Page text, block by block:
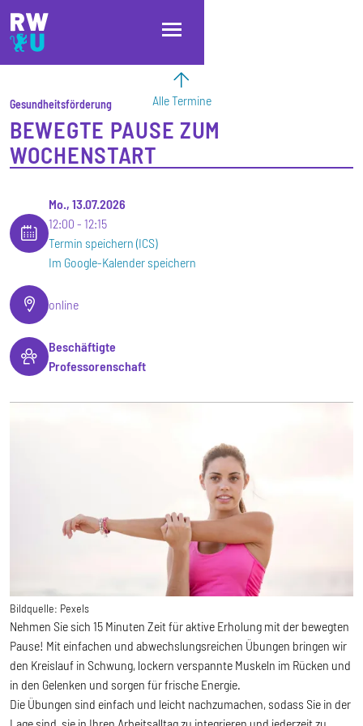
Direkt zum Inhalt
Direkt zur Hauptnavigation
Direkt zum Fußbereich
Alle Termine
Gesundheitsförderung
BEWEGTE PAUSE ZUM
WOCHENSTART
Mo., 13.07.2026
12:00
12:15
Termin speichern (ICS)
Im Google-Kalender speichern
online
Beschäftigte
Professorenschaft
Bildquelle: Pexels
Nehmen Sie sich 15 Minuten Zeit für aktive Erholung mit der bewegten
Pause! Mit einfachen und abwechslungsreichen Übungen bringen wir
den Kreislauf in Schwung, lockern verspannte Muskeln im Rücken und
in den Gelenken und sorgen für frische Energie.
Die Übungen sind einfach und leicht nachzumachen, sodass Sie in der
Lage sind, sie in Ihren Arbeitsalltag zu integrieren und jederzeit zu